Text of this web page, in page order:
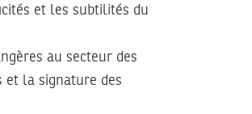
et les subtilités du
au secteur des
et la signature des